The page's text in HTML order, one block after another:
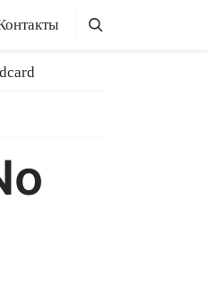
Поиск
Поиск